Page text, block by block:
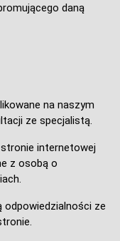
daną
na naszym
ze specjalistą.
internetowej
z osobą o
odpowiedzialności ze